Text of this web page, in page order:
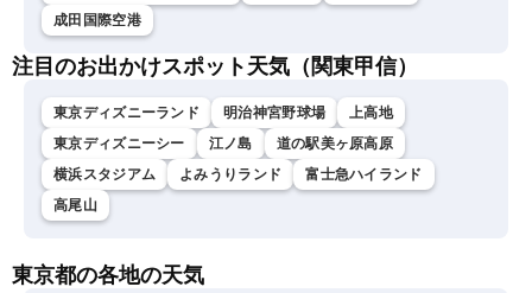
成田国際空港
注目のお出かけスポット天気（関東甲信）
東京ディズニーランド 明治神宮野球場
上高地
東京ディズニーシー
江ノ島
道の駅美ヶ原高原
横浜スタジアム
よみうりランド
富士急ハイランド
高尾山
東京都の各地の天気